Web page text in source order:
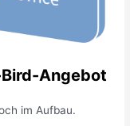
Angebot
im Aufbau.